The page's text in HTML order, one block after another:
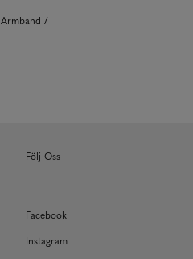
Armband
Följ Oss
Facebook
Instagram